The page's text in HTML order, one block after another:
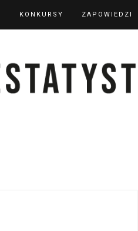
KONKURSY ZAPOWIEDZI